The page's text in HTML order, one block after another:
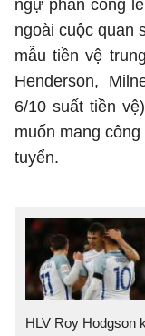
ngự phản công
ngoài cuộc quan
mẫu tiền vệ
Henderson,
6/10 suất tiền
muốn mang
tuyển.
HLV Roy Hodgson